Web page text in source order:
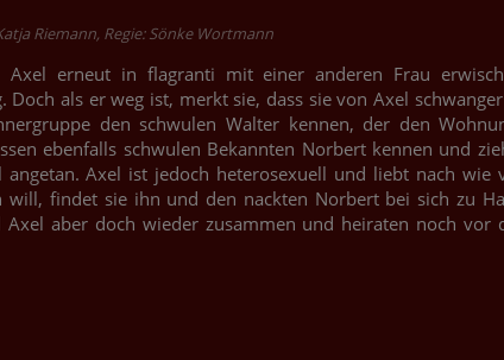
Riemann, Regie: Sönke Wortmann
Axel erneut in flagranti mit einer anderen Frau
Doch als er weg ist, merkt sie, dass sie von Axel
den schwulen Walter kennen, der den
ebenfalls schwulen Bekannten Norbert kennen und
angetan. Axel ist jedoch heterosexuell und liebt nach wie
will, findet sie ihn und den nackten Norbert bei sich zu
aber doch wieder zusammen und heiraten noch vor